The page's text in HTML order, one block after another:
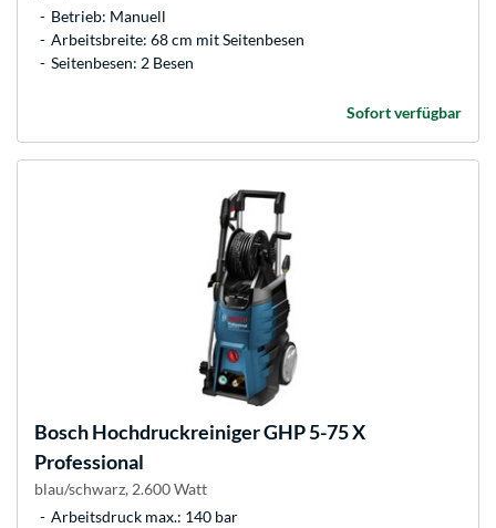
Betrieb: Manuell
Arbeitsbreite: 68 cm mit Seitenbesen
Seitenbesen: 2 Besen
Sofort verfügbar
BoschHochdruckreiniger GHP 5-75 X
Professional
blau/schwarz, 2.600 Watt
Arbeitsdruck max.: 140 bar